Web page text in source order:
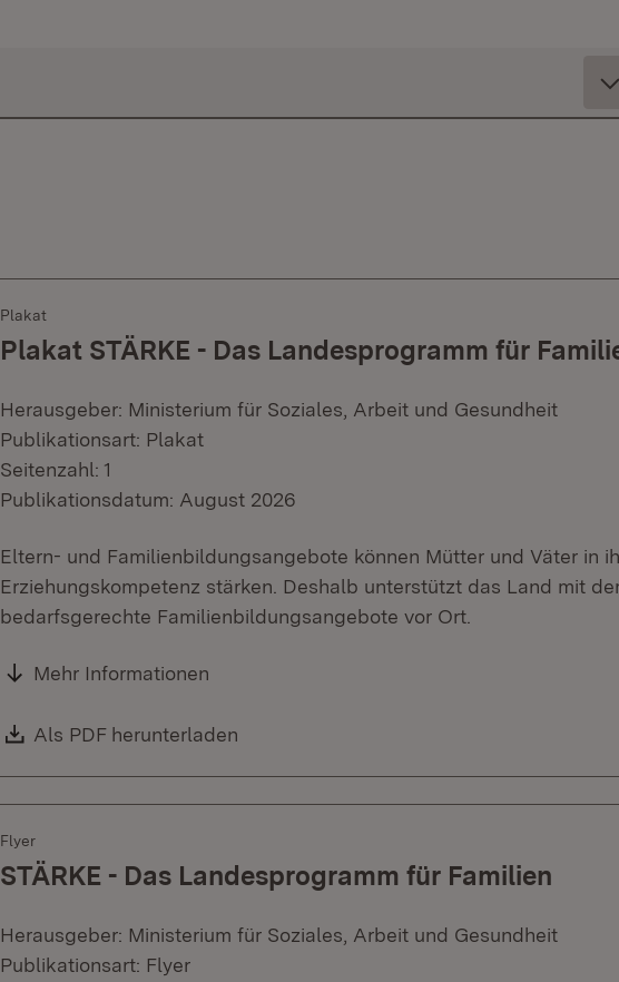
Plakat
Plakat STÄRKE - Das Landesprogramm für
Herausgeber: Ministerium für Soziales, Arbeit und Gesundheit
Publikationsart: Plakat
Seitenzahl: 1
Publikationsdatum: August 2026
Eltern- und Familienbildungsangebote können Mütter und Väter in
Erziehungskompetenz stärken. Deshalb unterstützt das Land mit
bedarfsgerechte Familienbildungsangebote vor Ort.
Mehr Informationen
Download:
Als PDF herunterladen
Flyer
STÄRKE - Das Landesprogramm für Familien
Herausgeber: Ministerium für Soziales, Arbeit und Gesundheit
Publikationsart: Flyer